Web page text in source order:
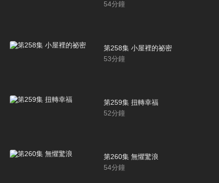
54分鐘
第258集 小屋裡的祕密
53分鐘
第259集 扭轉幸福
52分鐘
第260集 無懼驚浪
54分鐘